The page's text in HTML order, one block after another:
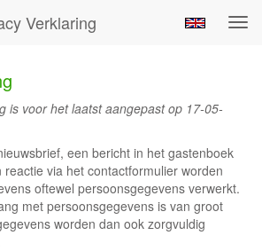
Verklaring
is voor het laatst aangepast op 17-05-
een bericht in het gastenboek
via het contactformulier worden
oftewel persoonsgegevens verwerkt.
met persoonsgegevens is van groot
worden dan ook zorgvuldig